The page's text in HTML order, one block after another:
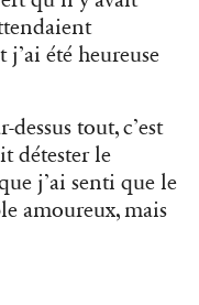
j’ai été heureuse
tout, c’est
détester le
j’ai senti que le
amoureux, mais